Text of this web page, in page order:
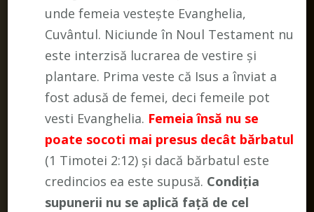
unde femeia vestește Evanghelia,
Cuvântul. Niciunde în Noul Testament nu
este interzisă lucrarea de vestire și
plantare. Prima veste că Isus a înviat a
fost adusă de femei, deci femeile pot
vesti Evanghelia. Femeia însă nu se
poate socoti mai presus decât bărbatul
(1 Timotei 2:12) și dacă bărbatul este
credincios ea este supusă. Condiția
supunerii nu se aplică față de cel